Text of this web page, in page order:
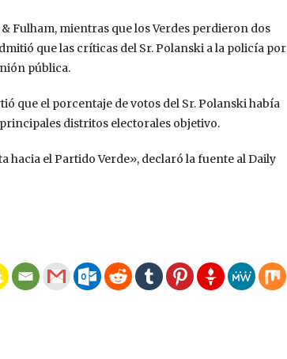
Fulham, mientras que los Verdes perdieron dos
que las críticas del Sr. Polanski a la policía por
pública.
que el porcentaje de votos del Sr. Polanski había
distritos electorales objetivo.
hacia el Partido Verde», declaró la fuente al Daily